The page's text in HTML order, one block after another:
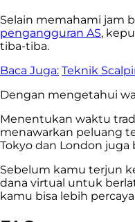
Selain memahami jam
pengangguran AS,
tiba-tiba.
Baca Juga: Teknik
Dengan mengetahui
Menentukan waktu
menawarkan peluang
Tokyo dan London juga
Sebelum kamu terjun
dana virtual untuk
kamu bisa lebih